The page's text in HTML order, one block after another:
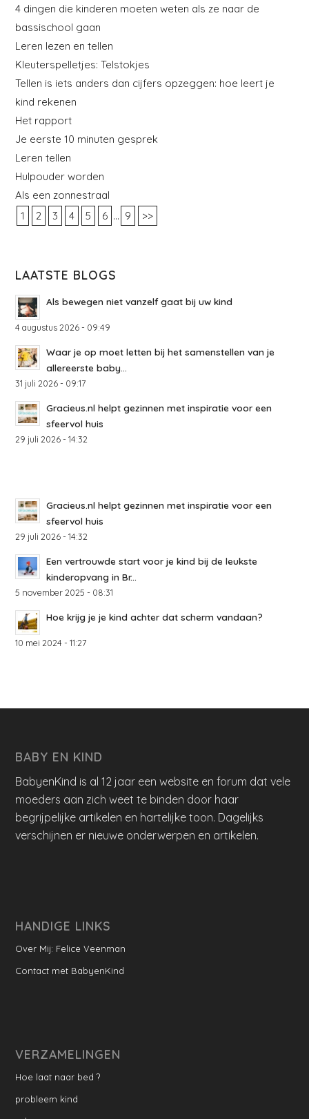
4 dingen die kinderen moeten weten als ze naar de
bassischool gaan
Leren lezen en tellen
Kleuterspelletjes: Telstokjes
Tellen is iets anders dan cijfers opzeggen: hoe leert je
kind rekenen
Het rapport
Je eerste 10 minuten gesprek
Leren tellen
Hulpouder worden
Als een zonnestraal
1
2 3 4 5 6 ... 9 >>
LAATSTE BLOGS
Als bewegen niet vanzelf gaat bij uw kind
4 augustus 2026 - 09:49
Waar je op moet letten bij het samenstellen van je
allereerste baby...
31 juli 2026 - 09:17
Gracieus.nl helpt gezinnen met inspiratie voor een
sfeervol huis
29 juli 2026 - 14:32
Gracieus.nl helpt gezinnen met inspiratie voor een
sfeervol huis
29 juli 2026 - 14:32
Een vertrouwde start voor je kind bij de leukste
kinderopvang in Br...
5 november 2025 - 08:31
Hoe krijg je je kind achter dat scherm vandaan?
10 mei 2024 - 11:27
BABY EN KIND
BabyenKind is al 12 jaar een website en forum dat vele
moeders aan zich weet te binden door haar
begrijpelijke artikelen en hartelijke toon. Dagelijks
verschijnen er nieuwe onderwerpen en artikelen.
HANDIGE LINKS
Over Mij: Felice Veenman
Contact met BabyenKind
VERZAMELINGEN
Hoe laat naar bed ?
probleem kind